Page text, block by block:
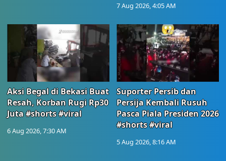
7 Aug 2026, 4:05 AM
Aksi Begal di Bekasi Buat
Resah, Korban Rugi Rp30
Juta #shorts #viral
6 Aug 2026, 7:30 AM
Suporter Persib dan
Persija Kembali Rusuh
Pasca Piala Presiden 2026
#shorts #viral
5 Aug 2026, 8:16 AM